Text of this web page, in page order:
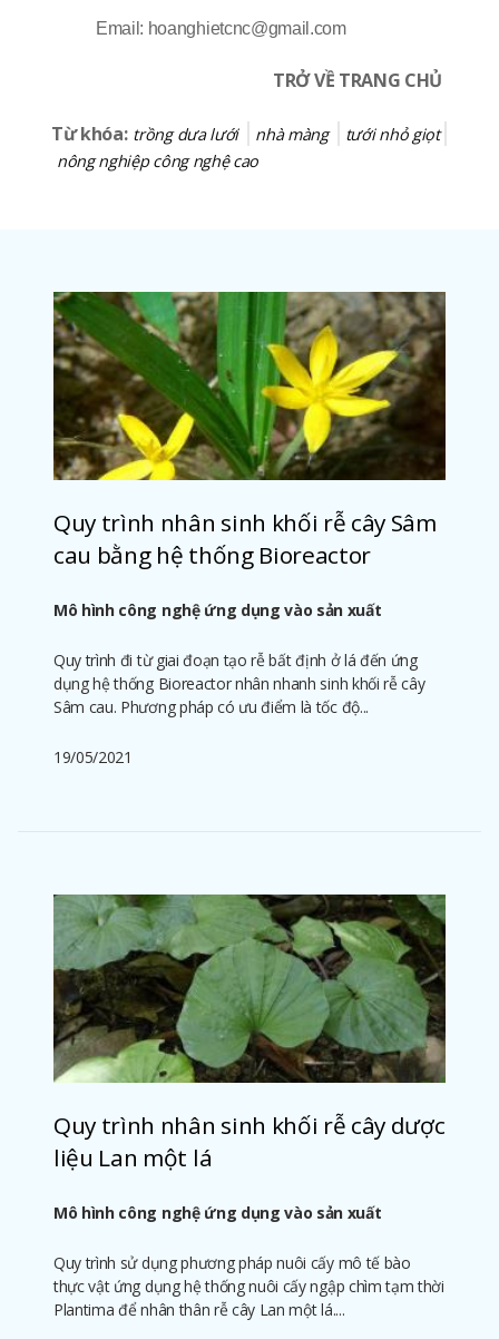
Email: hoanghietcnc@gmail.com
TRỞ VỀ TRANG CHỦ
Từ khóa: trồng dưa lưới nhà màng
tưới nhỏ giọt
nông nghiệp công nghệ cao
Quy trình nhân sinh khối rễ cây Sâm
cau bằng hệ thống Bioreactor
Mô hình công nghệ ứng dụng vào sản xuất
Quy trình đi từ giai đoạn tạo rễ bất định ở lá đến ứng
dụng hệ thống Bioreactor nhân nhanh sinh khối rễ cây
Sâm cau. Phương pháp có ưu điểm là tốc độ...
19/05/2021
Quy trình nhân sinh khối rễ cây dược
liệu Lan một lá
Mô hình công nghệ ứng dụng vào sản xuất
Quy trình sử dụng phương pháp nuôi cấy mô tế bào
thực vật ứng dụng hệ thống nuôi cấy ngập chìm tạm thời
Plantima để nhân thân rễ cây Lan một lá....